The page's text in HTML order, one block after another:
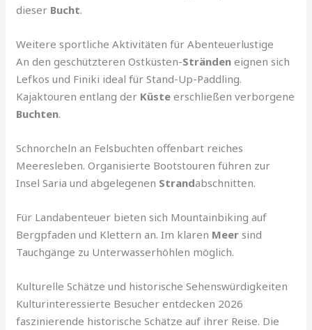
dieser Bucht.
Weitere sportliche Aktivitäten für Abenteuerlustige
An den geschützteren Ostküsten-Stränden eignen sich
Lefkos und Finiki ideal für Stand-Up-Paddling.
Kajaktouren entlang der Küste erschließen verborgene
Buchten.
Schnorcheln an Felsbuchten offenbart reiches
Meeresleben. Organisierte Bootstouren führen zur
Insel Saria und abgelegenen Strandabschnitten.
Für Landabenteuer bieten sich Mountainbiking auf
Bergpfaden und Klettern an. Im klaren Meer sind
Tauchgänge zu Unterwasserhöhlen möglich.
Kulturelle Schätze und historische Sehenswürdigkeiten
Kulturinteressierte Besucher entdecken 2026
faszinierende historische Schätze auf ihrer Reise. Die